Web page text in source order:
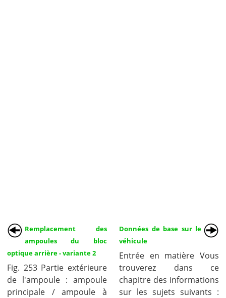
Remplacement des
ampoules du bloc
optique arrière - variante 2
Fig. 253 Partie extérieure
de l'ampoule : ampoule
principale / ampoule à
Données de base sur le
véhicule
Entrée en matière Vous
trouverez dans ce
chapitre des informations
sur les sujets suivants :